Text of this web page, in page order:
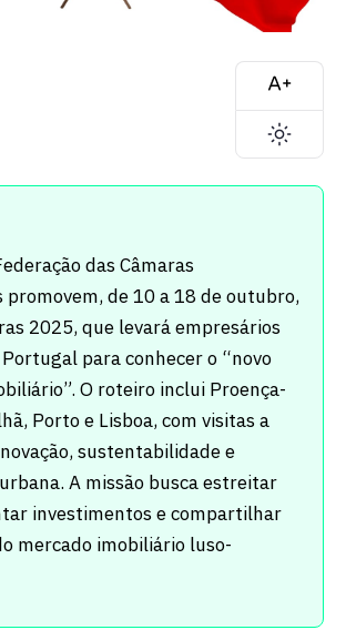
das Câmaras
promovem, de 10 a 18 de outubro,
2025, que levará empresários
para conhecer o “novo
O roteiro inclui Proença-
Porto e Lisboa, com visitas a
sustentabilidade e
A missão busca estreitar
investimentos e compartilhar
mercado imobiliário luso-